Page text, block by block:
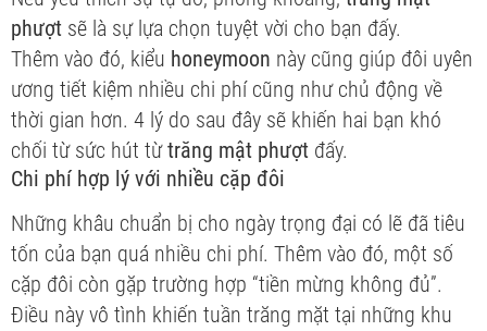
phượt sẽ là sự lựa chọn tuyệt vời cho bạn đấy.
Thêm vào đó, kiểu honeymoon này cũng giúp đôi uyên
ương tiết kiệm nhiều chi phí cũng như chủ động về
thời gian hơn. 4 lý do sau đây sẽ khiến hai bạn khó
chối từ sức hút từtrăng mật phượt đấy.
Chi phí hợp lý với nhiều cặp đôi
Những khâu chuẩn bị cho ngày trọng đại có lẽ đã tiêu
tốn của bạn quá nhiều chi phí. Thêm vào đó, một số
cặp đôi còn gặp trường hợp “tiền mừng không đủ”.
Điều này vô tình khiến tuần trăng mặt tại những khu